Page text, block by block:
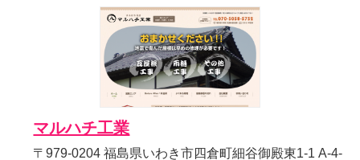
マルハチ工業
〒979-0204 福島県いわき市四倉町細谷御殿東1-1 A-4-